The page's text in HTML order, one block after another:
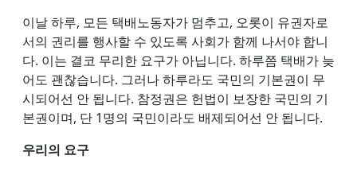
이날 하루, 모든 택배노동자가 멈추고, 오롯이 유권자로
서의 권리를 행사할 수 있도록 사회가 함께 나서야 합니
다. 이는 결코 무리한 요구가 아닙니다. 하루쯤 택배가 늦
어도 괜찮습니다. 그러나 하루라도 국민의 기본권이 무
시되어선 안 됩니다. 참정권은 헌법이 보장한 국민의 기
본권이며, 단 1명의 국민이라도 배제되어선 안 됩니다.
우리의 요구